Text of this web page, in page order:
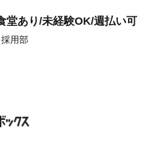
堂あり/未経験OK/週払い可
用部